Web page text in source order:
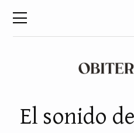
El sonido